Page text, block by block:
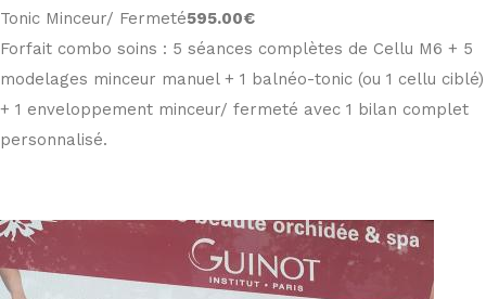
Tonic Minceur/ Fermeté595.00€
Forfait combo soins : 5 séances complètes de Cellu M6 + 5
modelages minceur manuel + 1 balnéo-tonic (ou 1 cellu ciblé)
+ 1 enveloppement minceur/ fermeté avec 1 bilan complet
personnalisé.